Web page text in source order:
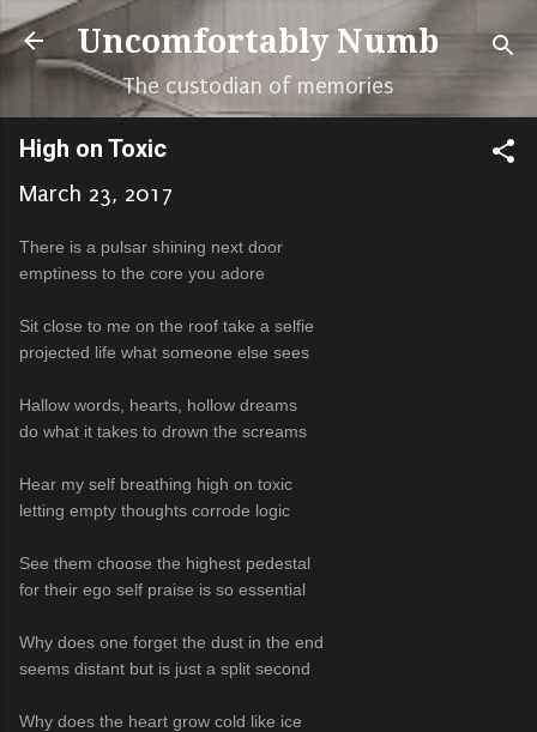
Skip to main content
Uncomfortably Numb
The custodian of memories
High on Toxic
March 23, 2017
There is a pulsar shining next door
emptiness to the core you adore
Sit close to me on the roof take a selfie
projected life what someone else sees
Hallow words, hearts, hollow dreams
do what it takes to drown the screams
Hear my self breathing high on toxic
letting empty thoughts corrode logic
See them choose the highest pedestal
for their ego self praise is so essential
Why does one forget the dust in the end
seems distant but is just a split second
Why does the heart grow cold like ice